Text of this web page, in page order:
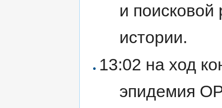
и поисковой
истории.
13:02 на ход
эпидемия